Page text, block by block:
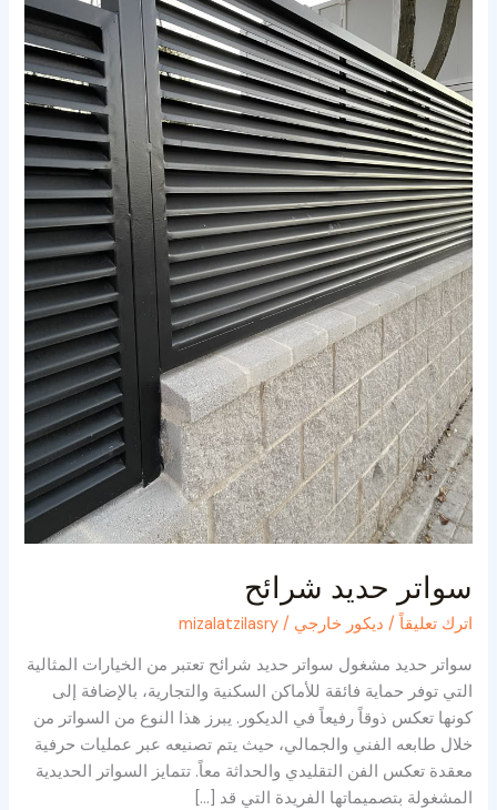
سواتر حديد شرائح
اترك تعليقاً / ديكور خارجي /
mizalatzilasry
سواتر حديد مشغول سواتر حديد شرائح تعتبر من الخيارات المثالية
التي توفر حماية فائقة للأماكن السكنية والتجارية، بالإضافة إلى
كونها تعكس ذوقاً رفيعاً في الديكور. يبرز هذا النوع من السواتر من
خلال طابعه الفني والجمالي، حيث يتم تصنيعه عبر عمليات حرفية
معقدة تعكس الفن التقليدي والحداثة معاً. تتمايز السواتر الحديدية
المشغولة بتصميماتها الفريدة التي قد […]
شرائح